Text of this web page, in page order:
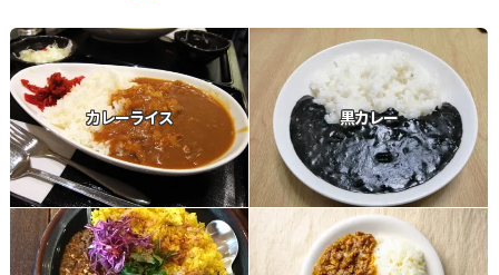
カレーライス 黒カレー